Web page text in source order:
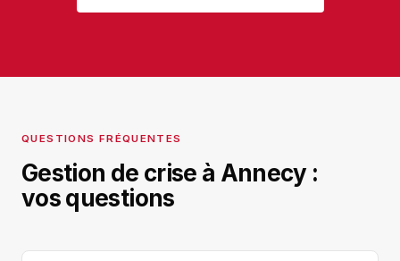
QUESTIONS FRÉQUENTES
Gestion de crise à Annecy :
vos questions